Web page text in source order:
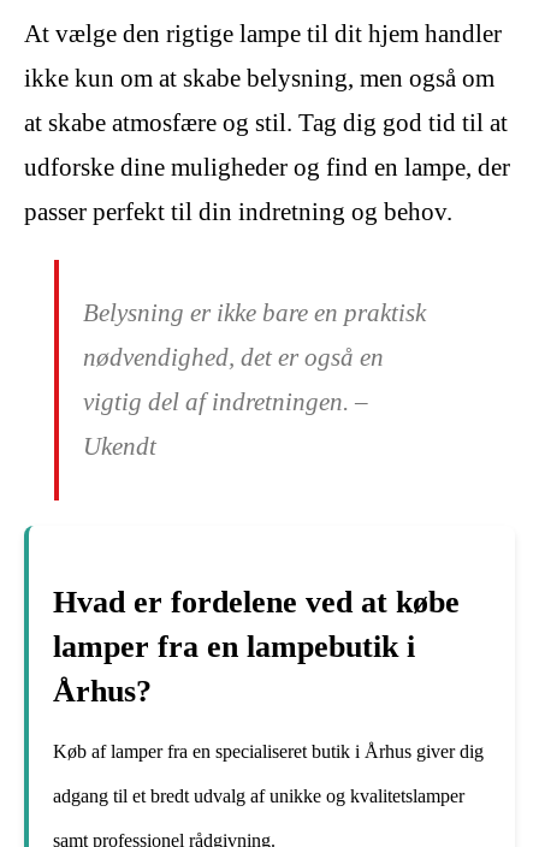
At vælge den rigtige lampe til dit hjem handler
ikke kun om at skabe belysning, men også om
at skabe atmosfære og stil. Tag dig god tid til at
udforske dine muligheder og find en lampe, der
passer perfekt til din indretning og behov.
Belysning er ikke bare en praktisk
nødvendighed, det er også en
vigtig del af indretningen. –
Ukendt
Hvad er fordelene ved at købe
lamper fra en lampebutik i
Århus?
Køb af lamper fra en specialiseret butik i Århus giver dig
adgang til et bredt udvalg af unikke og kvalitetslamper
samt professionel rådgivning.